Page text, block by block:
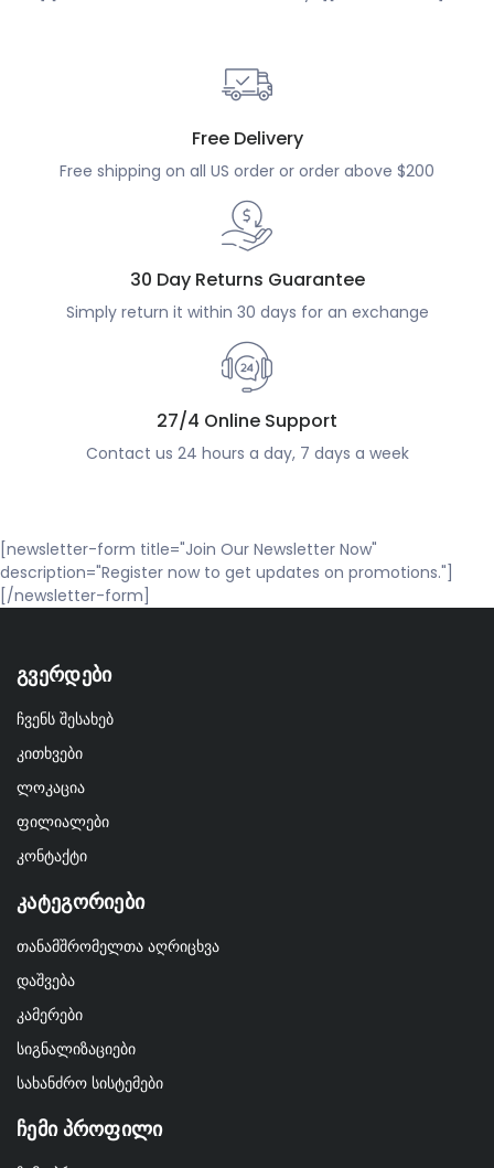
Free Delivery
Free shipping on all US order or order above $200
30 Day Returns Guarantee
Simply return it within 30 days for an exchange
27/4 Online Support
Contact us 24 hours a day, 7 days a week
[newsletter-form title="Join Our Newsletter Now"
description="Register now to get updates on promotions."]
[/newsletter-form]
Გვერდები
ჩვენს შესახებ
კითხვები
ლოკაცია
ფილიალები
კონტაქტი
Კატეგორიები
თანამშრომელთა აღრიცხვა
დაშვება
კამერები
სიგნალიზაციები
სახანძრო სისტემები
Ჩემი Პროფილი